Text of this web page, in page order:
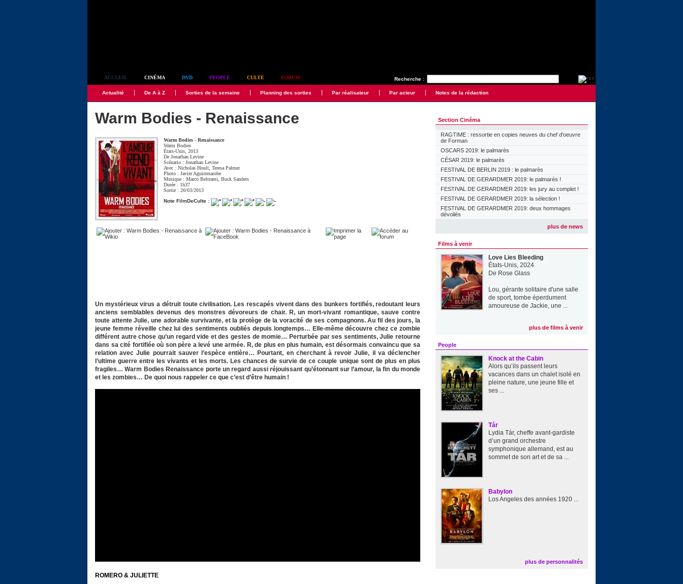
Recherche :
ACCUEIL CINÉMA DVD PEOPLE CULTE FORUM
Actualité De A à Z Sorties de la semaine Planning des sorties Par réalisateur Par acteur Notes de la rédaction
Warm Bodies - Renaissance
Warm Bodies - Renaissance
Warm Bodies
États-Unis, 2013
DeJonathan Levine
Scénario :Jonathan Levine
Avec :Nicholas Hoult ,Teresa Palmer
Photo :Javier Aguirresarobe
Musique :Marco Beltrami ,Buck Sanders
Durée : 1h37
Sortie : 20/03/2013
Note FilmDeCulte :
Un mystérieux virus a détruit toute civilisation. Les rescapés vivent dans des bunkers fortifiés, redoutant leurs
anciens semblables devenus des monstres dévoreurs de chair. R, un mort-vivant romantique, sauve contre
toute attente Julie, une adorable survivante, et la protège de la voracité de ses compagnons. Au fil des jours, la
jeune femme réveille chez lui des sentiments oubliés depuis longtemps… Elle-même découvre chez ce zombie
différent autre chose qu’un regard vide et des gestes de momie… Perturbée par ses sentiments, Julie retourne
dans sa cité fortifiée où son père a levé une armée. R, de plus en plus humain, est désormais convaincu que sa
relation avec Julie pourrait sauver l’espèce entière… Pourtant, en cherchant à revoir Julie, il va déclencher
l’ultime guerre entre les vivants et les morts. Les chances de survie de ce couple unique sont de plus en plus
fragiles… Warm Bodies Renaissance porte un regard aussi réjouissant qu’étonnant sur l’amour, la fin du monde
et les zombies… De quoi nous rappeler ce que c’est d’être humain !
ROMERO & JULIETTE
Section Cinéma
RAGTIME : ressortie en copies neuves du chef d'oeuvre
de Forman
OSCARS 2019: le palmarès
CÉSAR 2019: le palmarès
FESTIVAL DE BERLIN 2019 : le palmarès
FESTIVAL DE GERARDMER 2019: le palmarès !
FESTIVAL DE GERARDMER 2019: les jury au complet !
FESTIVAL DE GERARDMER 2019: la sélection !
FESTIVAL DE GERARDMER 2019: deux hommages
dévoilés
plus de news
Films à venir
Love Lies Bleeding
États-Unis, 2024
De Rose Glass
Lou, gérante solitaire d'une salle
de sport, tombe éperdument
amoureuse de Jackie, une ...
plus de films à venir
People
Knock at the Cabin
Alors qu’ils passent leurs
vacances dans un chalet isolé en
pleine nature, une jeune fille et
ses ...
Tár
Lydia Tár, cheffe avant-gardiste
d’un grand orchestre
symphonique allemand, est au
sommet de son art et de sa ...
Babylon
Los Angeles des années 1920 ...
plus de personnalités